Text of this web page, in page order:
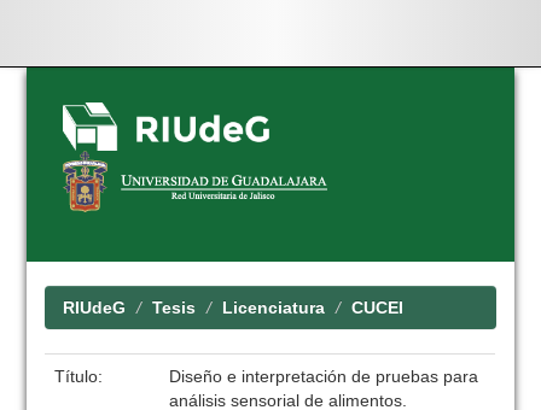
Skip
navigation
RIUdeG Tesis Licenciatura CUCEI
Título:
Diseño e interpretación de pruebas para
análisis sensorial de alimentos.